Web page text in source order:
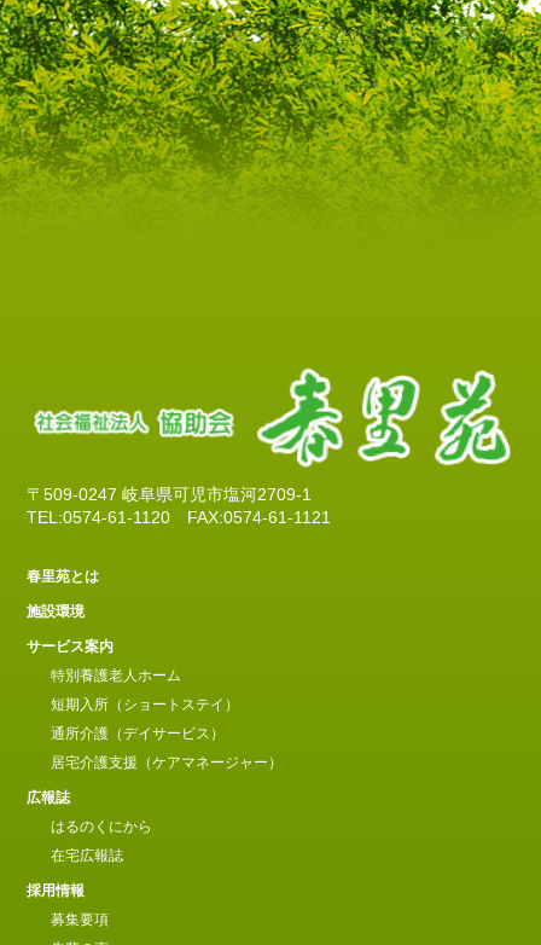
〒509-0247 岐阜県可児市塩河2709-1
TEL:0574-61-1120
FAX:0574-61-1121
春里苑とは
施設環境
サービス案内
特別養護老人ホーム
短期入所（ショートステイ）
通所介護（デイサービス）
居宅介護支援（ケアマネージャー）
広報誌
はるのくにから
在宅広報誌
採用情報
募集要項